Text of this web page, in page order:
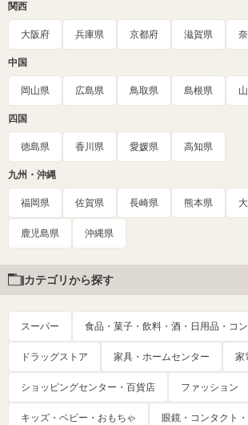
関西
大阪府 兵庫県 京都府 滋賀県
中国
岡山県 広島県 鳥取県 島根県
四国
徳島県 香川県 愛媛県 高知県
九州・沖縄
福岡県 佐賀県 長崎県 熊本県
鹿児島県 沖縄県
カテゴリから探す
スーパー 食品・菓子・飲料・酒・日用品・コ
ドラッグストア 家具・ホームセンター 家
ショッピングセンター・百貨店 ファッション
キッズ・ベビー・おもちゃ 眼鏡・コンタクト